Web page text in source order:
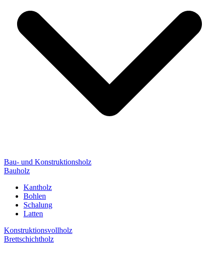
Bau- und Konstruktionsholz
Bauholz
Kantholz
Bohlen
Schalung
Latten
Konstruktionsvollholz
Brettschichtholz